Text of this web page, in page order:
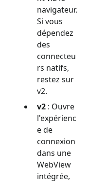
navigateur.
Si vous
dépendez
des
connecteu
rs natifs,
restez sur
v2.
v2 : Ouvre
l'expérienc
e de
connexion
dans une
WebView
intégrée,